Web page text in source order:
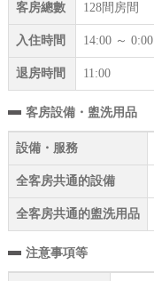
客房總數 128間房間
入住時間 14:00 ～ 0:00
退房時間 11:00
客房設備・盥洗用品
設備・服務
全客房共通的設備
全客房共通的盥洗用品
注意事項等